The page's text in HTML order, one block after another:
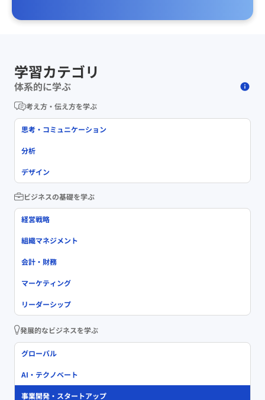
学習カテゴリ
体系的に学ぶ
考え方・伝え方を学ぶ
思考・コミュニケーション
分析
デザイン
ビジネスの基礎を学ぶ
経営戦略
組織マネジメント
会計・財務
マーケティング
リーダーシップ
発展的なビジネスを学ぶ
グローバル
AI・テクノベート
事業開発・スタートアップ